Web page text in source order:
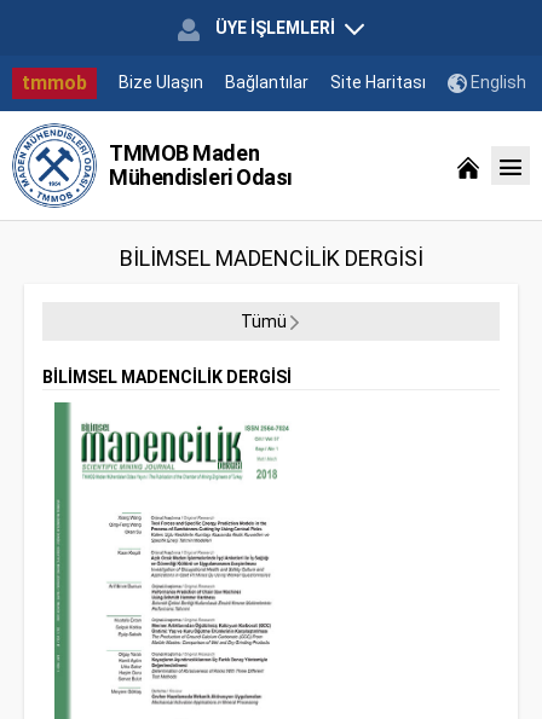
ÜYE İŞLEMLERİ
tmmob Bize Ulaşın Bağlantılar Site Haritası English
TMMOB Maden
Mühendisleri Odası
BİLİMSEL MADENCİLİK DERGİSİ
Tümü
BİLİMSEL MADENCİLİK DERGİSİ